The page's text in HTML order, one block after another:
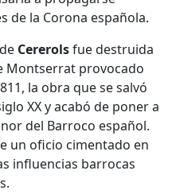
de la Corona española.
Cererolsfue destruida
Montserrat provocado
la obra que se salvó
XX y acabó de poner a
del Barroco español.
un oficio cimentado en
influencias barrocas